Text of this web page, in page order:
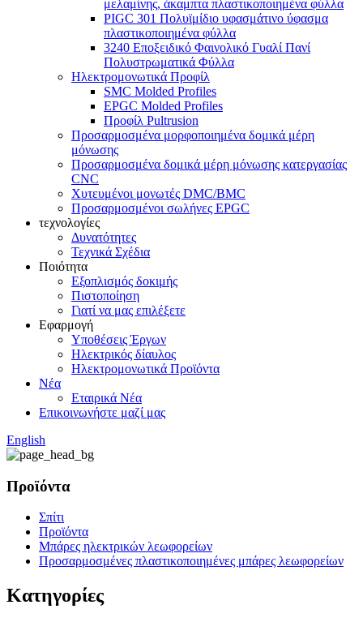
μελαμίνης, άκαμπτα πλαστικοποιημένα φύλλα
PIGC 301 Πολυϊμίδιο υφασμάτινο ύφασμα
πλαστικοποιημένα φύλλα
3240 Εποξειδικό Φαινολικό Γυαλί Πανί
Πολυστρωματικά Φύλλα
Ηλεκτρομονωτικά Προφίλ
SMC Molded Profiles
EPGC Molded Profiles
Προφίλ Pultrusion
Προσαρμοσμένα μορφοποιημένα δομικά μέρη
μόνωσης
Προσαρμοσμένα δομικά μέρη μόνωσης κατεργασίας
CNC
Χυτευμένοι μονωτές DMC/BMC
Προσαρμοσμένοι σωλήνες EPGC
τεχνολογίες
Δυνατότητες
Τεχνικά Σχέδια
Ποιότητα
Εξοπλισμός δοκιμής
Πιστοποίηση
Γιατί να μας επιλέξετε
Εφαρμογή
Υποθέσεις Έργων
Ηλεκτρικός δίαυλος
Ηλεκτρομονωτικά Προϊόντα
Νέα
Εταιρικά Νέα
Επικοινωνήστε μαζί μας
English
Προϊόντα
Σπίτι
Προϊόντα
Μπάρες ηλεκτρικών λεωφορείων
Προσαρμοσμένες πλαστικοποιημένες μπάρες λεωφορείων
Κατηγορίες